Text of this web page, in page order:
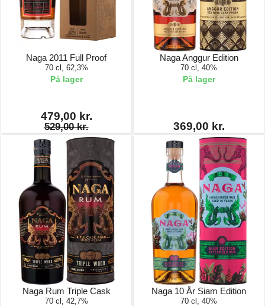
Naga 2011 Full Proof
70 cl, 62,3%
På lager
479,00 kr.
529,00 kr.
Naga Anggur Edition
70 cl, 40%
På lager
369,00 kr.
Naga Rum Triple Cask
70 cl, 42,7%
Naga 10 År Siam Edition
70 cl, 40%